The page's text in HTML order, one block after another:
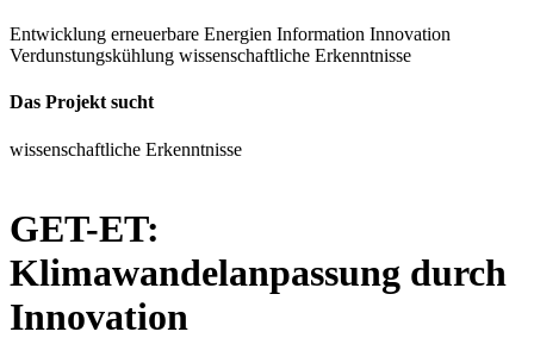
Entwicklung erneuerbare Energien Information Innovation
Verdunstungskühlung wissenschaftliche Erkenntnisse
Das Projekt sucht
wissenschaftliche Erkenntnisse
GET-ET:
Klimawandelanpassung durch
Innovation